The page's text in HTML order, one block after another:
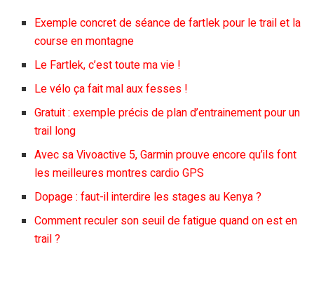
Exemple concret de séance de fartlek pour le trail et la
course en montagne
Le Fartlek, c’est toute ma vie !
Le vélo ça fait mal aux fesses !
Gratuit : exemple précis de plan d’entrainement pour un
trail long
Avec sa Vivoactive 5, Garmin prouve encore qu’ils font
les meilleures montres cardio GPS
Dopage : faut-il interdire les stages au Kenya ?
Comment reculer son seuil de fatigue quand on est en
trail ?